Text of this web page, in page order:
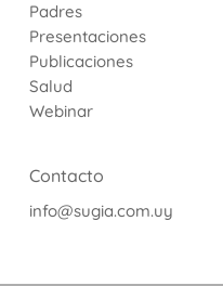
Padres
Presentaciones
Publicaciones
Salud
Webinar
Contacto
info@sugia.com.uy